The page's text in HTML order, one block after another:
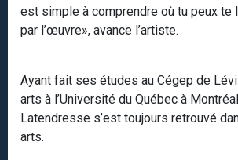
est simple à comprendre où tu peux te
par l’œuvre», avance l’artiste.
Ayant fait ses études au Cégep de
arts à l’Université du Québec à
Latendresse s’est toujours retrouvé
arts.